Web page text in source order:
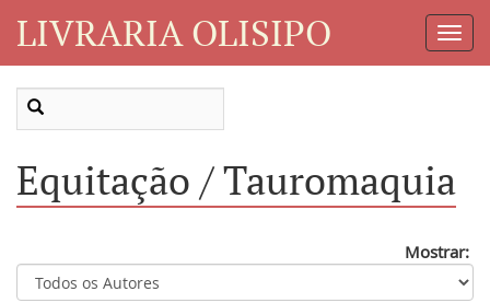
LIVRARIA OLISIPO
Equitação / Tauromaquia
Mostrar: